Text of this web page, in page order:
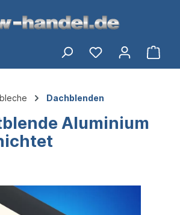
Dachblenden
Aluminium